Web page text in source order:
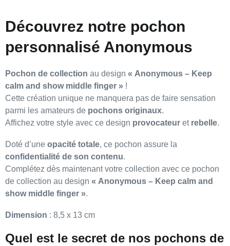
Découvrez notre pochon
personnalisé Anonymous
Pochon de collection au design « Anonymous – Keep
calm and show middle finger » !
Cette création unique ne manquera pas de faire sensation
parmi les amateurs de pochons originaux.
Affichez votre style avec ce design provocateur et rebelle.
Doté d’une opacité totale, ce pochon assure la
confidentialité de son contenu.
Complétez dès maintenant votre collection avec ce pochon
de collection au design « Anonymous – Keep calm and
show middle finger ».
Dimension : 8,5 x 13 cm
Quel est le secret de nos pochons de